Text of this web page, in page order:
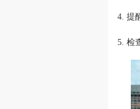
4. 提
5. 检